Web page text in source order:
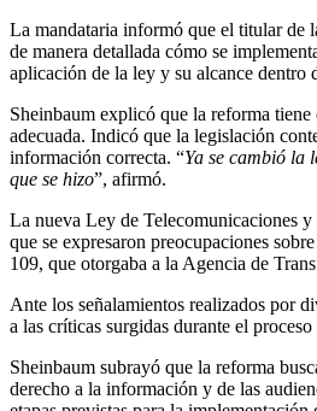
La mandataria informó que el titular de
de manera detallada cómo se
aplicación de la ley y su alcance dentro
Sheinbaum explicó que la reforma
adecuada. Indicó que la legislación
información correcta. “Ya se cambió la
que se hizo”, afirmó.
La nueva Ley de Telecomunicaciones
que se expresaron preocupaciones
109, que otorgaba a la Agencia de
Ante los señalamientos realizados por
a las críticas surgidas durante el
Sheinbaum subrayó que la reforma
derecho a la información y de las